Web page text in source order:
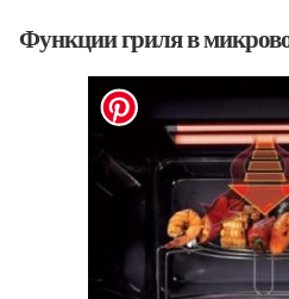
Функции гриля в